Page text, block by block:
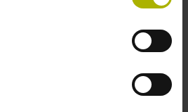
。2022年秋季还将增加以下新